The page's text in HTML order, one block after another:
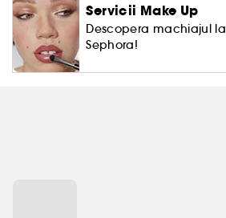
Servicii Make Up
Descopera machiajul la
Sephora!